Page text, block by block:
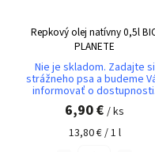
Repkový olej natívny 0,5l
PLANETE
Nie je skladom. Zadajte si
strážneho psa a budeme
informovať o dostupnosti.
6,90 € / ks
13,80 € / 1 l